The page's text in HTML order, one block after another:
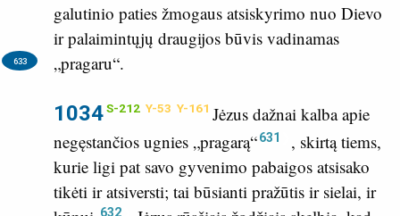
galutinio paties žmogaus atsiskyrimo nuo Dievo
ir palaimintųjų draugijos būvis vadinamas
„pragaru“.
633
1034S-212 Y-53 Y-161 Jėzus dažnai kalba apie
negęstančios ugnies „pragarą“631
, skirtą tiems,
kurie ligi pat savo gyvenimo pabaigos atsisako
tikėti ir atsiversti; tai būsianti pražūtis ir sielai, ir
632